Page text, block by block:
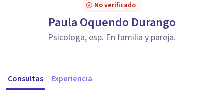
No verificado
Paula Oquendo Durango
Psicologa, esp. En familia y pareja.
Consultas Experiencia